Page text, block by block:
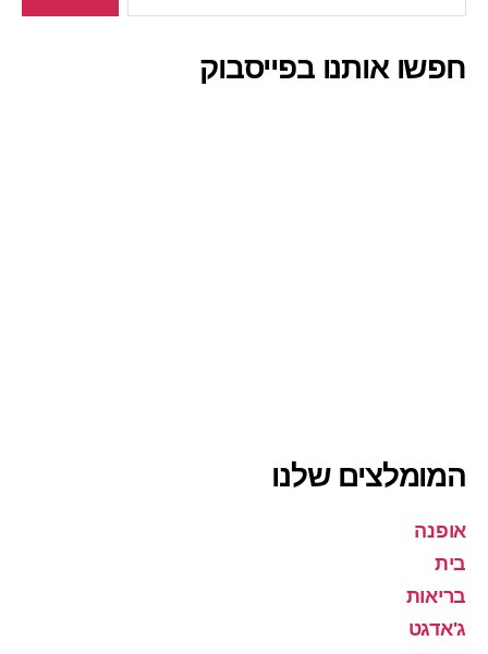
חפשו אותנו בפייסבוק
המומלצים שלנו
אופנה
בית
בריאות
ג'אדגט